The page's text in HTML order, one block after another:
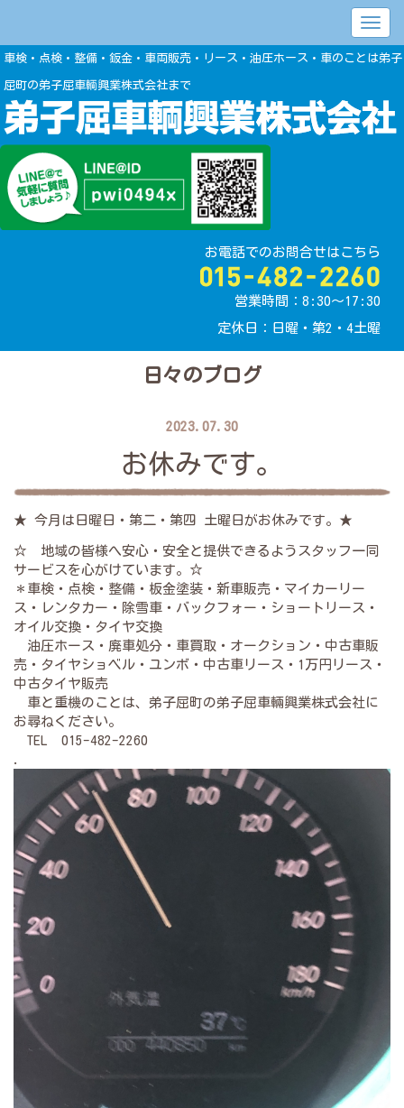
車検・点検・整備・鈑金・車両販売・リース・油圧ホース・車のことは弟子
屈町の弟子屈車輌興業株式会社まで
お電話でのお問合せはこちら
営業時間：8:30〜17:30
定休日：日曜・第2・4土曜
日々のブログ
2023.07.30
お休みです。
★ 今月は日曜日・第二・第四 土曜日がお休みです。★
☆ 地域の皆様へ安心・安全と提供できるようスタッフ一同
サービスを心がけています。☆
＊車検・点検・整備・板金塗装・新車販売・マイカーリー
ス・レンタカー・除雪車・バックフォー・ショートリース・
オイル交換・タイヤ交換
油圧ホース・廃車処分・車買取・オークション・中古車販
売・タイヤショベル・ユンボ・中古車リース・1万円リース・
中古タイヤ販売
車と重機のことは、弟子屈町の弟子屈車輛興業株式会社に
お尋ねください。
TEL 015-482-2260